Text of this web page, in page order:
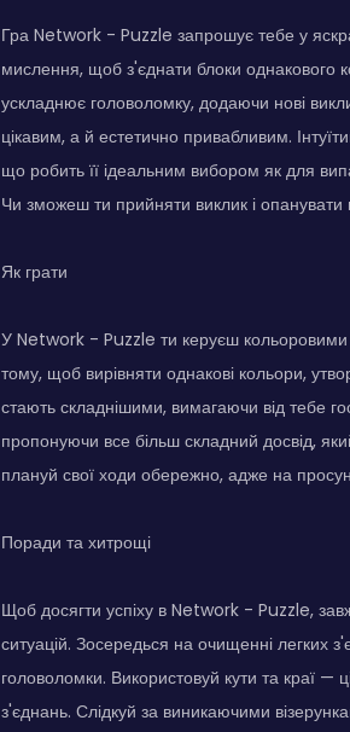
Гра Network - Puzzle запрошує тебе у
мислення, щоб з'єднати блоки
ускладнює головоломку, додаючи нові
цікавим, а й естетично привабливим.
що робить її ідеальним вибором як для
Чи зможеш ти прийняти виклик і
Як грати
У Network - Puzzle ти керуєш кольоровими
тому, щоб вирівняти однакові кольори,
стають складнішими, вимагаючи від тебе
пропонуючи все більш складний досвід,
плануй свої ходи обережно, адже на
Поради та хитрощі
Щоб досягти успіху в Network - Puzzle,
ситуацій. Зосередься на очищенні легких
головоломки. Використовуй кути та краї —
з'єднань. Слідкуй за виникаючими